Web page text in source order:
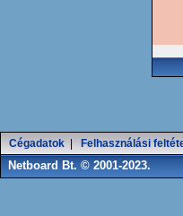
Cégadatok Felhasználási
Netboard Bt. © 2001-2023.